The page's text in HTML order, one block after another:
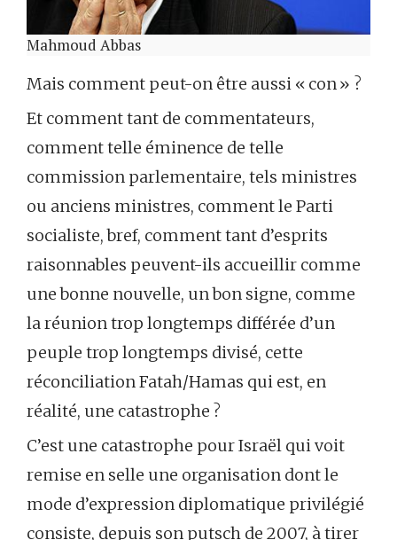
Mahmoud Abbas
Mais comment peut-on être aussi « con » ?
Et comment tant de commentateurs,
comment telle éminence de telle
commission parlementaire, tels ministres
ou anciens ministres, comment le Parti
socialiste, bref, comment tant d’esprits
raisonnables peuvent-ils accueillir comme
une bonne nouvelle, un bon signe, comme
la réunion trop longtemps différée d’un
peuple trop longtemps divisé, cette
réconciliation Fatah/Hamas qui est, en
réalité, une catastrophe ?
C’est une catastrophe pour Israël qui voit
remise en selle une organisation dont le
mode d’expression diplomatique privilégié
consiste, depuis son putsch de 2007, à tirer